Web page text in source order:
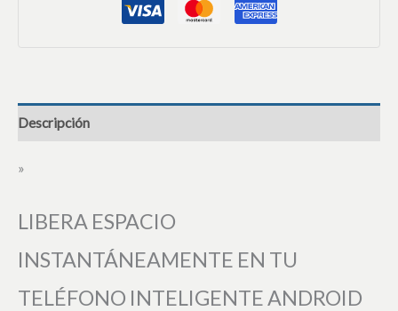
Descripción
»
LIBERA ESPACIO
INSTANTÁNEAMENTE EN TU
TELÉFONO INTELIGENTE ANDROID